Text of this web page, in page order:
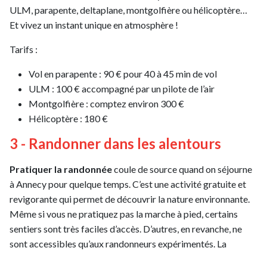
ULM, parapente, deltaplane, montgolfière ou hélicoptère…
Et vivez un instant unique en atmosphère !
Tarifs :
Vol en parapente : 90 € pour 40 à 45 min de vol
ULM : 100 € accompagné par un pilote de l’air
Montgolfière : comptez environ 300 €
Hélicoptère : 180 €
3 - Randonner dans les alentours
Pratiquer la randonnéecoule de source quand on séjourne
à Annecy pour quelque temps. C’est une activité gratuite et
revigorante qui permet de découvrir la nature environnante.
Même si vous ne pratiquez pas la marche à pied, certains
sentiers sont très faciles d’accès. D’autres, en revanche, ne
sont accessibles qu’aux randonneurs expérimentés. La